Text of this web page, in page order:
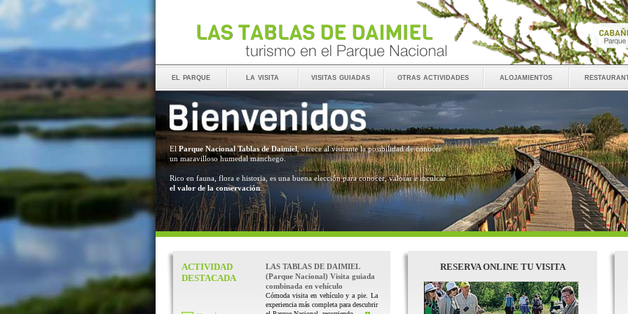
el parque la visita visitas guiadas otras actividades alojamientos
El Parque Nacional Tablas de Daimiel, ofrece al visitante la posibilidad de conocer
un maravilloso humedal manchego.
Rico en fauna, flora e historia, es una buena elección para conocer, valorar e inculcar
el valor de la conservación.
ACTIVIDAD
DESTACADA
LAS TABLAS DE DAIMIEL
(Parque Nacional) Visita guiada
combinada en vehículo
Cómoda visita en vehículo y a pie. La
experiencia más completa para descubrir
RESERVA ONLINE TU VISITA